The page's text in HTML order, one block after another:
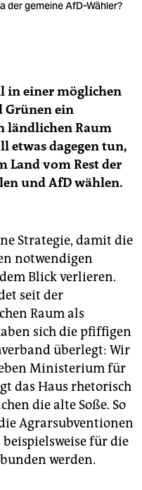
der gemeine AfD-Wähler?
in einer möglichen
Grünen ein
ländlichen Raum
etwas dagegen tun,
Land vom Rest der
und AfD wählen.
Strategie, damit die
notwendigen
Blick verlieren.
seit der
Raum als
sich die pfiffigen
überlegt: Wir
Ministerium für
das Haus rhetorisch
die alte Soße. So
Agrarsubventionen
für die
werden.